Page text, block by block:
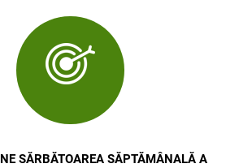
SĂRBĂTOAREA SĂPTĂMÂNALĂ A